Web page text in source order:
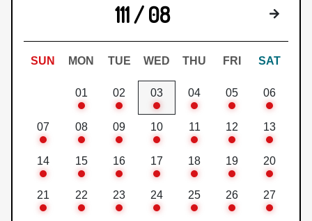
111 / 08 下個月
SUN MON TUE WED THU FRI SAT
01 02 03 04 05 06
07 08 09 10 11 12 13
14 15 16 17 18 19 20
21 22 23 24 25 26 27